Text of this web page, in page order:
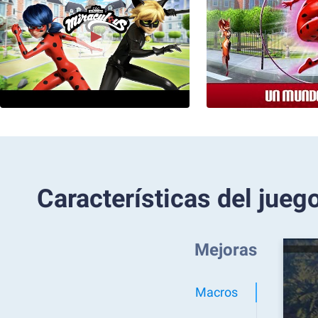
Características del
Mejoras
Macros